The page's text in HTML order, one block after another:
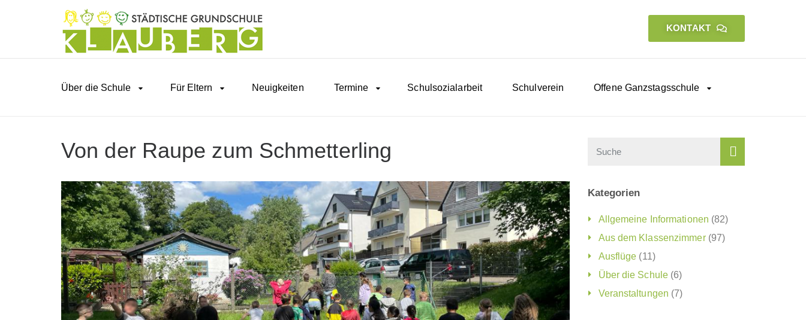
KONTAKT
Über die Schule Für Eltern Neuigkeiten Termine Schulsozialarbeit Schulverein Offene Ganzstagsschule
Von der Raupe zum Schmetterling
Kategorien
Allgemeine Informationen (82)
Aus dem Klassenzimmer(97)
Ausflüge (11)
Über die Schule (6)
Veranstaltungen (7)